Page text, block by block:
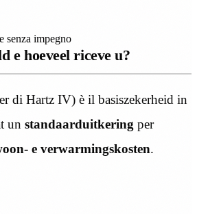
senza impegno
e hoeveel riceve u?
di Hartz IV) è il basiszekerheid in
un standaarduitkering per
e verwarmingskosten.